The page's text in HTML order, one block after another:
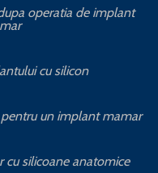
operatia de implant
cu silicon
un implant mamar
silicoane anatomice